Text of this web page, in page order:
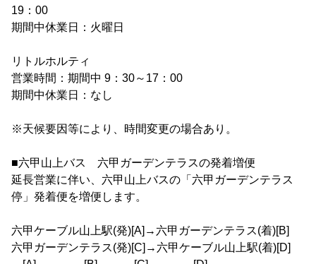
19：00
期間中休業日：火曜日
リトルホルティ
営業時間：期間中 9：30～17：00
期間中休業日：なし
※天候要因等により、時間変更の場合あり。
■六甲山上バス 六甲ガーデンテラスの発着増便
延長営業に伴い、六甲山上バスの「六甲ガーデンテラス
停」発着便を増便します。
六甲ケーブル山上駅(発)[A]→六甲ガーデンテラス(着)[B]
六甲ガーデンテラス(発)[C]→六甲ケーブル山上駅(着)[D]